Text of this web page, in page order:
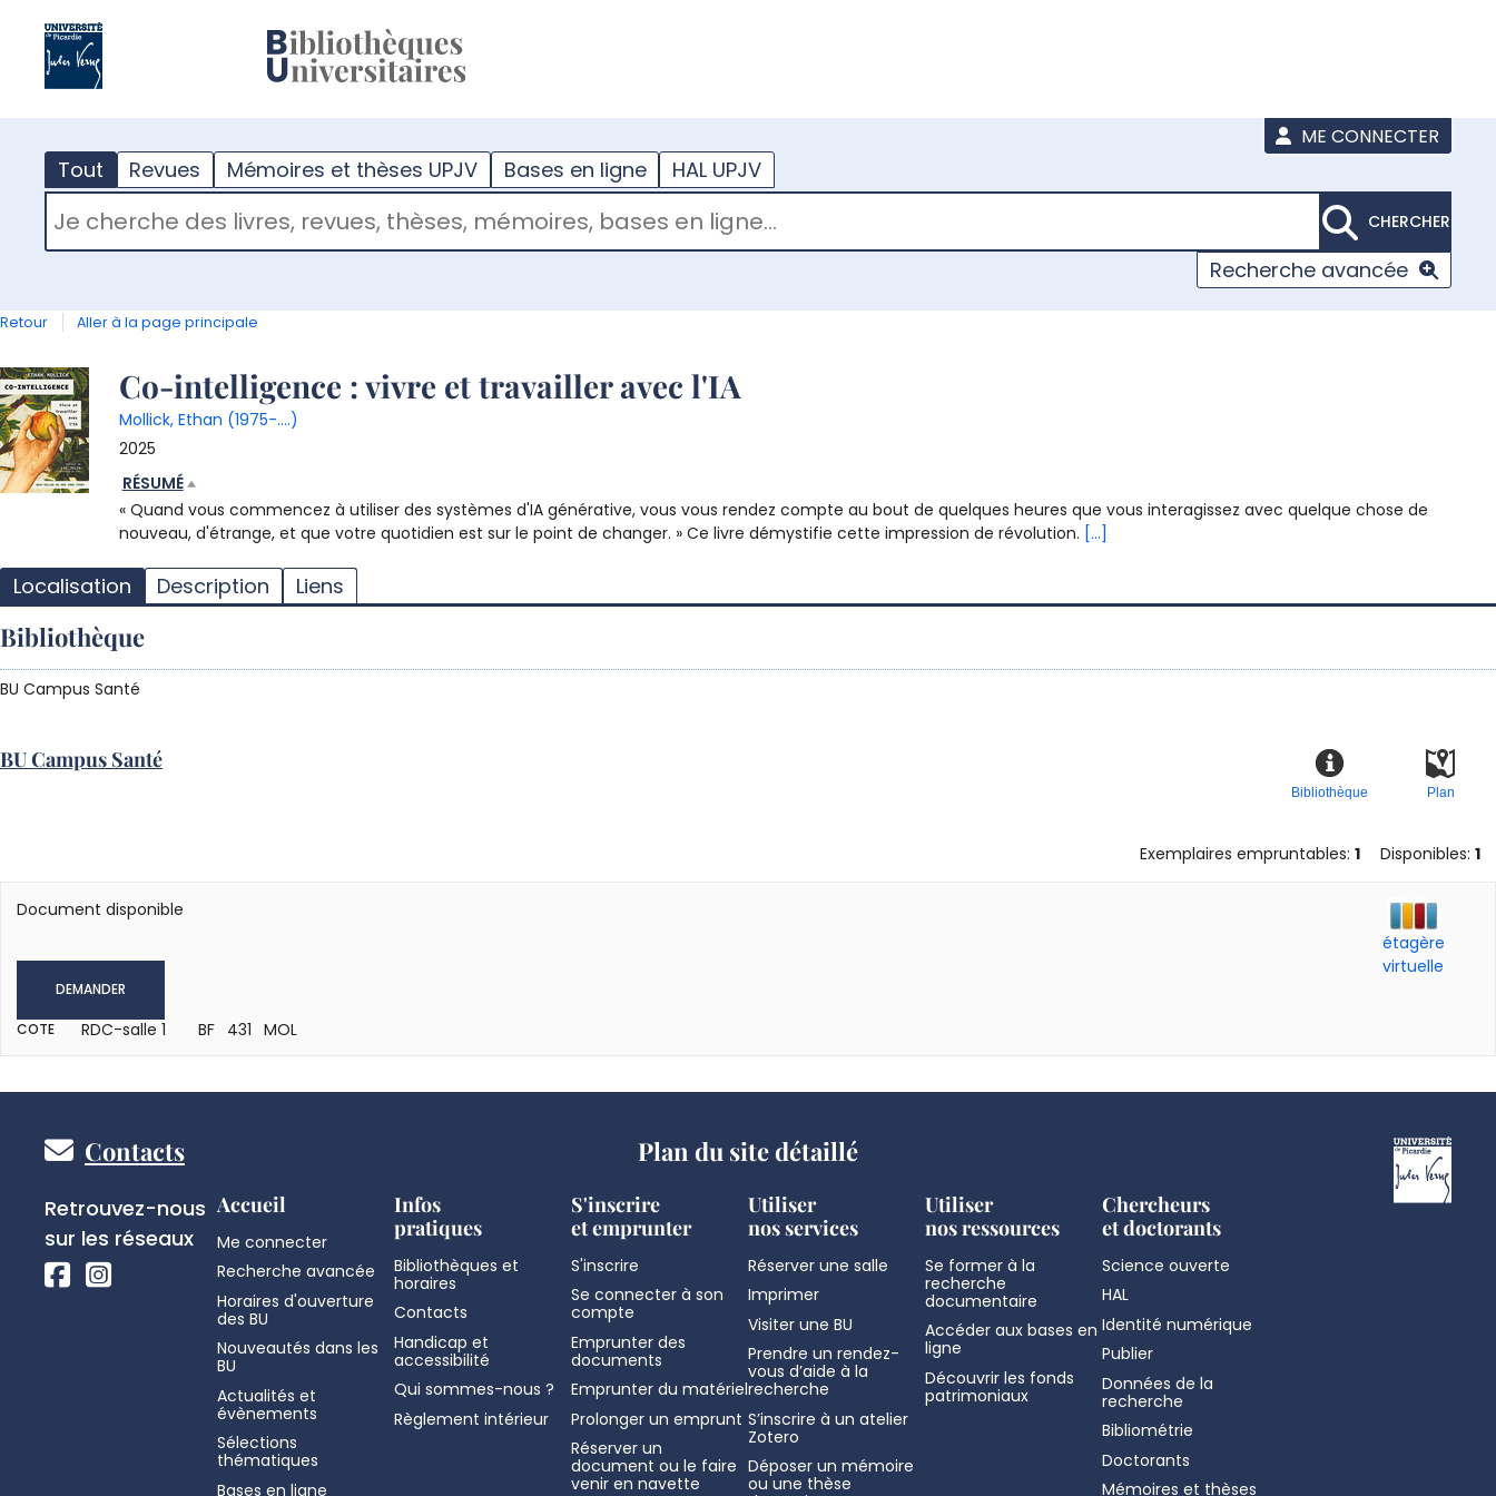
ME CONNECTER
Tout Revues Mémoires et thèses UPJV Bases en ligne HAL UPJV
RECHERCHER DANS "TOUT"
CHERCHER
Recherche avancée
Retour Aller à la page principale
Détail
document
Co-intelligence : vivre et travailler avec l'IA
Mollick, Ethan (1975-....)
2025
RÉSUMÉ
« Quand vous commencez à utiliser des systèmes d'IA générative, vous vous rendez compte au bout de quelques heures que vous interagissez avec quelque chose de
nouveau, d'étrange, et que votre quotidien est sur le point de changer. » Ce livre démystifie cette impression de révolution. [...]
Localisation Description Liens
Bibliothèque
BU Campus Santé
BU Campus Santé
Plan
Bibliothèque
Exemplaires empruntables: 1 Disponibles: 1
Document disponible
DEMANDER
COTE RDC-salle 1 BF 431 MOL
étagère
virtuelle
Pied
de
page
Contacts
Réseaux
sociaux
Retrouvez-nous
sur les réseaux
Plan du site détaillé
Accueil
Me connecter
Recherche avancée
Horaires d'ouverture
des BU
Nouveautés dans les
BU
Actualités et
évènements
Sélections
thématiques
Bases en ligne
Infos
pratiques
Bibliothèques et
horaires
Contacts
Handicap et
accessibilité
Qui sommes-nous ?
Règlement intérieur
S'inscrire
et emprunter
S'inscrire
Se connecter à son
compte
Emprunter des
documents
Emprunter du matériel
Prolonger un emprunt
Réserver un
document ou le faire
venir en navette
Utiliser
nos services
Réserver une salle
Imprimer
Visiter une BU
Prendre un rendez-
vous d’aide à la
recherche
S’inscrire à un atelier
Zotero
Déposer un mémoire
ou une thèse
Utiliser
nos ressources
Se former à la
recherche
documentaire
Accéder aux bases en
ligne
Découvrir les fonds
patrimoniaux
Chercheurs
et doctorants
Science ouverte
HAL
Identité numérique
Publier
Données de la
recherche
Bibliométrie
Doctorants
Mémoires et thèses